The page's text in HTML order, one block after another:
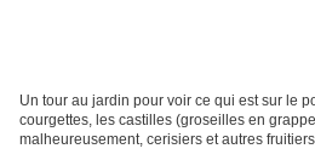
Un tour au jardin pour voir ce qui est sur le
courgettes, les castilles (groseilles en
malheureusement, cerisiers et autres